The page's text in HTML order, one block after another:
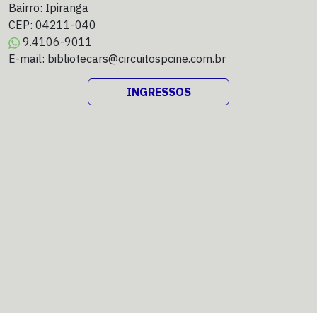
Bairro: Ipiranga
CEP: 04211-040
9.4106-9011
E-mail: bibliotecars@circuitospcine.com.br
INGRESSOS